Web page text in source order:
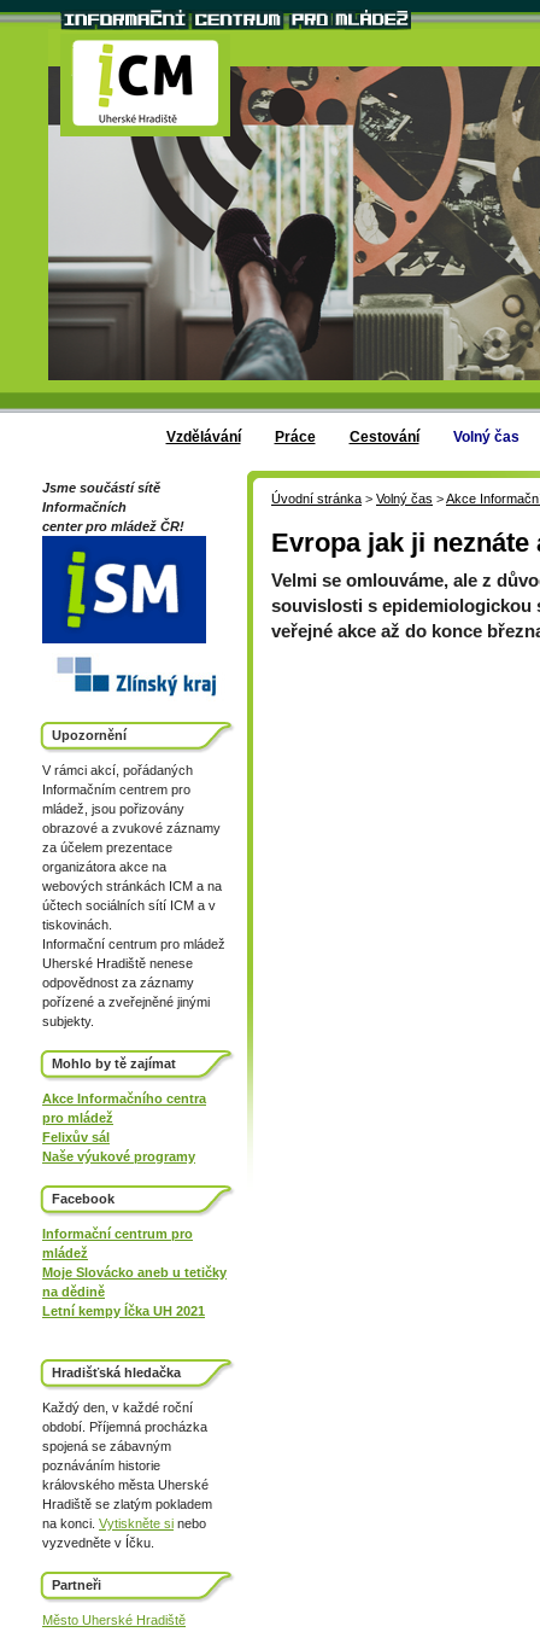
Vzdělávání Práce Cestování Volný čas
Jsme součástí sítě
Informačních
center pro mládež ČR!
Upozornění
V rámci akcí, pořádaných
Informačním centrem pro
mládež, jsou pořizovány
obrazové a zvukové záznamy
za účelem prezentace
organizátora akce na
webových stránkách ICM a na
účtech sociálních sítí ICM a v
tiskovinách.
Informační centrum pro mládež
Uherské Hradiště nenese
odpovědnost za záznamy
pořízené a zveřejněné jinými
subjekty.
Mohlo by tě zajímat
Akce Informačního centra
pro mládež
Felixův sál
Naše výukové programy
Facebook
Informační centrum pro
mládež
Moje Slovácko aneb u tetičky
na dědině
Letní kempy Íčka UH 2021
Hradišťská hledačka
Každý den, v každé roční
období. Příjemná procházka
spojená se zábavným
poznáváním historie
královského města Uherské
Hradiště se zlatým pokladem
na konci. Vytiskněte si nebo
vyzvedněte v Íčku.
Partneři
Město Uherské Hradiště
Úvodní stránka > Volný čas >Akce
Evropa jak ji neznáte
Velmi se omlouváme, ale z
souvislosti s epidemiologickou
veřejné akce až do konce